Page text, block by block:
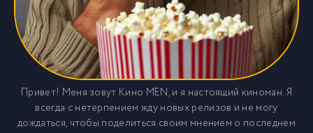
Привет! Меня зовут Кино MEN, и я настоящий киноман. Я
всегда с нетерпением жду новых релизов и не могу
дождаться, чтобы поделиться своим мнением о последнем